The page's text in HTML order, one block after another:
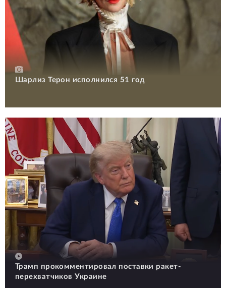
Шарлиз Терон исполнился 51 год
Трамп прокомментировал поставки ракет-
перехватчиков Украине